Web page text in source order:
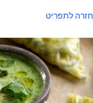
חזרה לתפריט